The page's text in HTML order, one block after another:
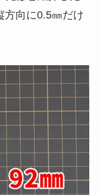
方向に0.5㎜だけ